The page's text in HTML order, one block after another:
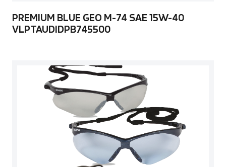
PREMIUM BLUE GEO M-74 SAE 15W-40
VLPTAUDIDPB745500